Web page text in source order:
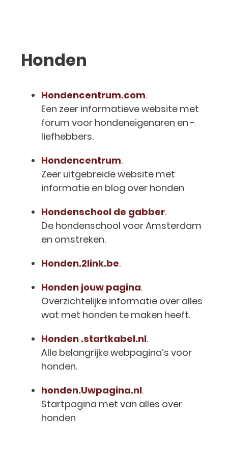
Honden
Hondencentrum.com.
Een zeer informatieve website met
forum voor hondeneigenaren en -
liefhebbers.
Hondencentrum.
Zeer uitgebreide website met
informatie en blog over honden
Hondenschool de gabber.
De hondenschool voor Amsterdam
en omstreken.
Honden.2link.be.
Honden jouw pagina.
Overzichtelijke informatie over alles
wat met honden te maken heeft.
Honden .startkabel.nl.
Alle belangrijke webpagina’s voor
honden.
honden.Uwpagina.nl.
Startpagina met van alles over
honden